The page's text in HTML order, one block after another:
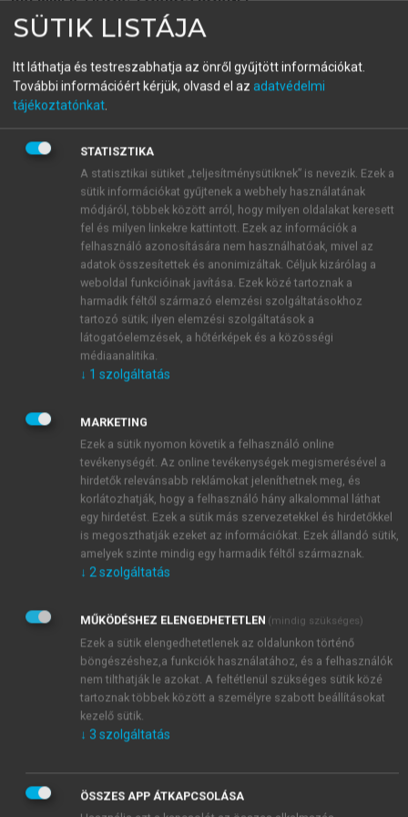
Elválasztástechnikai
módszerek elmélete és
gyakorlata
menu_book OLVASÁS
A hidrofób kölcsönhatású
folyadékkromatográfia álló
fázisa
A hidrofób kölcsönhatású folyadékkromatográfia álló
fázisát lehetőség szerint fizikai és kémiai hatásoknak
ellenálló, egyéb kölcsönhatások kialakítására
rezisztens (inert) hordozó szemcséken, 4–8
tagszámú alifás szénlánc közbeiktatásával (spacer,
arm) kémiailag kötött, különböző apolaritású
ligandumcsoportok képezik. A fehérjék retencióját
növelő hidrofób tulajdonságuk sorrendjében
leggyakrabban a következő ligandumokat
alkalmazzák (Gooding és mtsai, 1984):
SÜTIK LISTÁJA
Itt láthatja és testreszabhatja az önről gyűjtött információkat.
További információért kérjük, olvasd el az adatvédelmi
tájékoztatónkat.
STATISZTIKA
A statisztikai sütiket „teljesítménysütiknek” is nevezik. Ezek a
sütik információkat gyűjtenek a webhely használatának
módjáról, többek között arról, hogy milyen oldalakat keresett
fel és milyen linkekre kattintott. Ezek az információk a
felhasználó azonosítására nem használhatóak, mivel az
adatok összesítettek és anonimizáltak. Céljuk kizárólag a
weboldal funkcióinak javítása. Ezek közé tartoznak a
harmadik féltől származó elemzési szolgáltatásokhoz
tartozó sütik; ilyen elemzési szolgáltatások a
látogatóelemzések, a hőtérképek és a közösségi
médiaanalitika.
↓ 1 szolgáltatás
MARKETING
Ezek a sütik nyomon követik a felhasználó online
tevékenységét. Az online tevékenységek megismerésével a
hirdetők relevánsabb reklámokat jeleníthetnek meg, és
korlátozhatják, hogy a felhasználó hány alkalommal láthat
egy hirdetést. Ezek a sütik más szervezetekkel és hirdetőkkel
is megoszthatják ezeket az információkat. Ezek állandó sütik,
amelyek szinte mindig egy harmadik féltől származnak.
↓ 2szolgáltatás
MŰKÖDÉSHEZ ELENGEDHETETLEN (mindig szükséges)
Ezek a sütik elengedhetetlenek az oldalunkon történő
böngészéshez,a funkciók használatához, és a felhasználók
nem tilthatják le azokat. A feltétlenül szükséges sütik közé
tartoznak többek között a személyre szabott beállításokat
kezelő sütik.
↓ 3 szolgáltatás
ÖSSZES APP ÁTKAPCSOLÁSA